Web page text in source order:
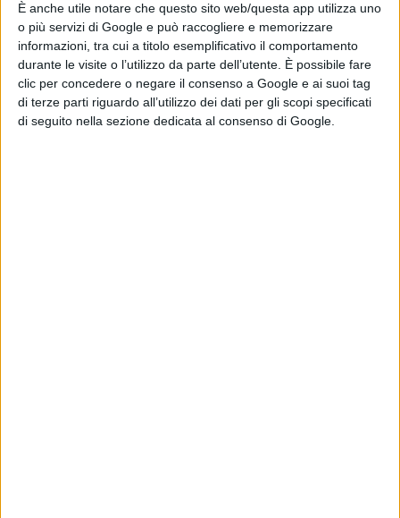
È anche utile notare che questo sito web/questa app utilizza uno
o più servizi di Google e può raccogliere e memorizzare
informazioni, tra cui a titolo esemplificativo il comportamento
durante le visite o l’utilizzo da parte dell’utente. È possibile fare
clic per concedere o negare il consenso a Google e ai suoi tag
di terze parti riguardo all’utilizzo dei dati per gli scopi specificati
di seguito nella sezione dedicata al consenso di Google.
PubblicatoNovembre 30, 2022 in
Serie e Tv News
Emanuela Giuliani